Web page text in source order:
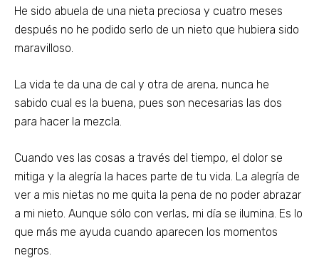
He sido abuela de una nieta preciosa y cuatro meses
después no he podido serlo de un nieto que hubiera sido
maravilloso.
La vida te da una de cal y otra de arena, nunca he
sabido cual es la buena, pues son necesarias las dos
para hacer la mezcla.
Cuando ves las cosas a través del tiempo, el dolor se
mitiga y la alegría la haces parte de tu vida. La alegría de
ver a mis nietas no me quita la pena de no poder abrazar
a mi nieto. Aunque sólo con verlas, mi día se ilumina. Es lo
que más me ayuda cuando aparecen los momentos
negros.